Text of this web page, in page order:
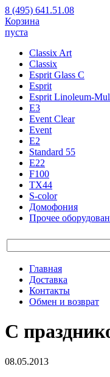
8 (495) 641.51.08
Корзина
пуста
Classix Art
Classix
Esprit Glass C
Esprit
Esprit Linoleum-
E3
Event Clear
Event
E2
Standard 55
E22
F100
TX44
S-color
Домофония
Прочее
Главная
Доставка
Контакты
Обмен и возврат
C
08.05.2013